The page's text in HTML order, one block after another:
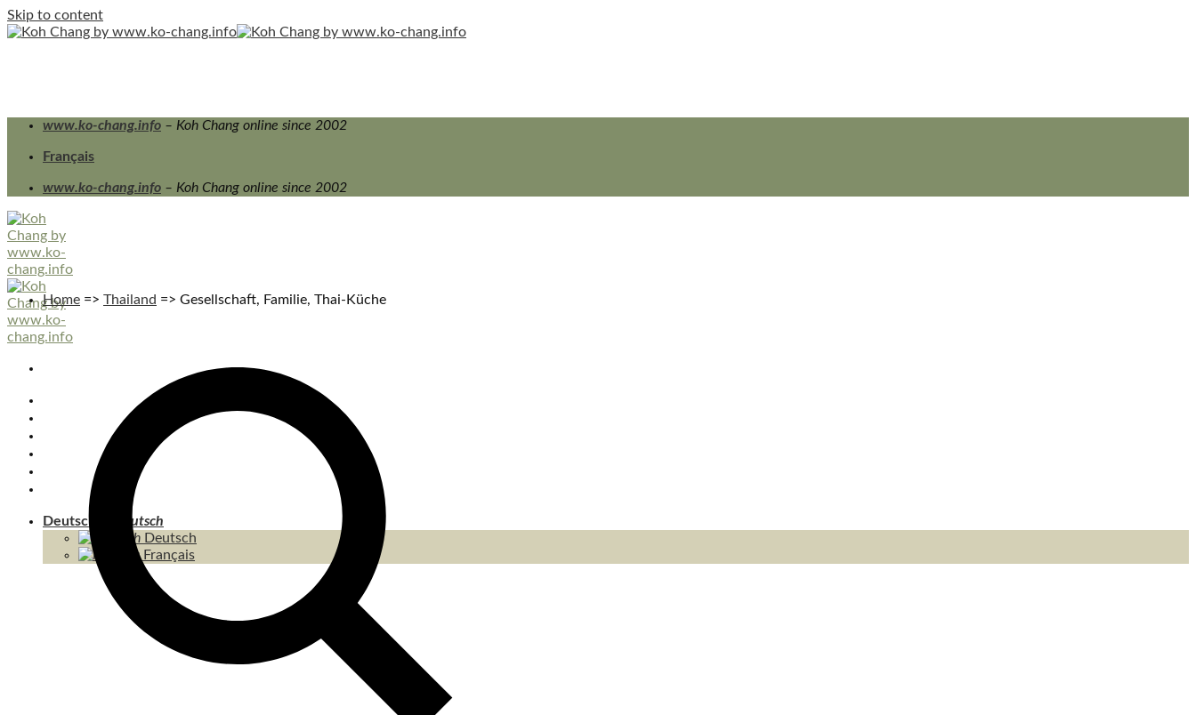
Skip to content
www.ko-chang.info – Koh Chang online since 2002
Français
www.ko-chang.info – Koh Chang online since 2002
PRIVATE TRANSFERS
KOH CHANG
THAILAND
KAMBODSCHA
INHALT / SITEMAP
Deutsch
Deutsch
Français
Home => Thailand => Gesellschaft, Familie, Thai-Küche